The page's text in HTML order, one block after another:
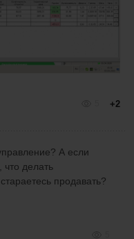
+2
А если
что делать
продавать?